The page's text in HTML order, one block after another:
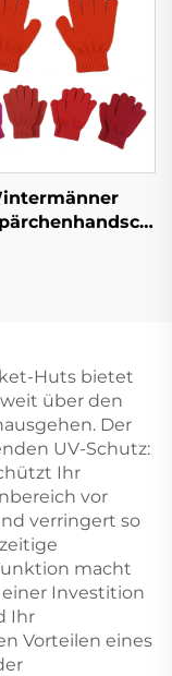
Huts bietet
über den
Der
UV-Schutz:
Ihr
vor
verringert so
macht
Investition
Ihr
Vorteilen eines